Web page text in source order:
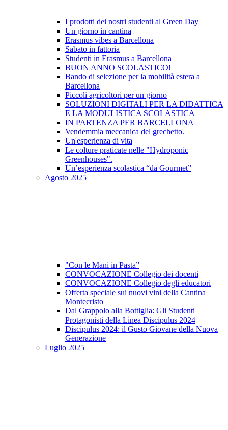
I prodotti dei nostri studenti al Green Day
Un giorno in cantina
Erasmus vibes a Barcellona
Sabato in fattoria
Studenti in Erasmus a Barcellona
BUON ANNO SCOLASTICO!
Bando di selezione per la mobilità estera a
Barcellona
Piccoli agricoltori per un giorno
SOLUZIONI DIGITALI PER LA DIDATTICA
E LA MODULISTICA SCOLASTICA
IN PARTENZA PER BARCELLONA
Vendemmia meccanica del grechetto.
Un'esperienza di vita
Le colture praticate nelle "Hydroponic
Greenhouses".
Un’esperienza scolastica “da Gourmet”
Agosto 2025
"Con le Mani in Pasta”
CONVOCAZIONE Collegio dei docenti
CONVOCAZIONE Collegio degli educatori
Offerta speciale sui nuovi vini della Cantina
Montecristo
Dal Grappolo alla Bottiglia: Gli Studenti
Protagonisti della Linea Discipulus 2024
Discipulus 2024: il Gusto Giovane della Nuova
Generazione
Luglio 2025